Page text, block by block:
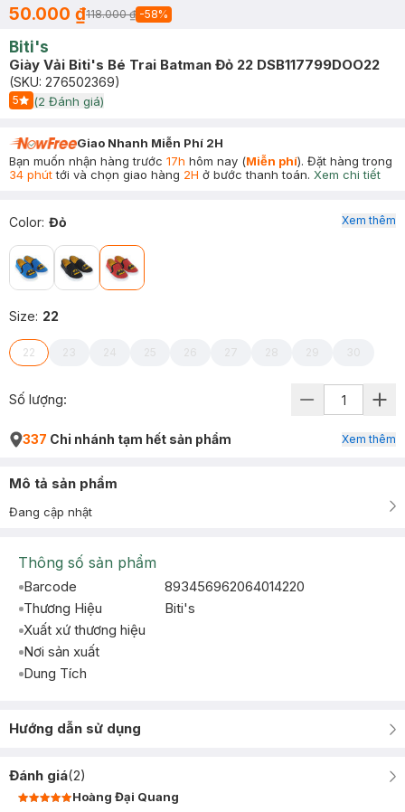
50.000 ₫118.000 ₫ -58%
Biti's
Giày Vải Biti's Bé Trai Batman Đỏ 22 DSB117799DOO22
(SKU: 276502369)
5
Start Icon
(2 Đánh giá)
Giao Nhanh Miễn Phí 2H
Bạn muốn nhận hàng trước 17h hôm nay (Miễn phí). Đặt hàng trong
34 phúttới và chọn giao hàng 2H ở bước thanh toán. Xem chi tiết
Color: Đỏ
Size: 22
22 23 24 25 26 27 28 29 30
Xem thêm
Số lượng:
337 Chi nhánh tạm hết sản phẩm Xem thêm
Mô tả sản phẩm
Đang cập nhật
Thông số sản phẩm
Barcode
893456962064014220
Thương Hiệu
Biti's
Xuất xứ thương hiệu
Nơi sản xuất
Dung Tích
Hướng dẫn sử dụng
Đánh giá(2)
Hoàng Đại Quang